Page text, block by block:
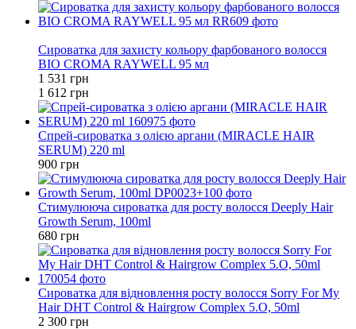
Сироватка для захисту кольору фарбованого волосся
BIO CROMA RAYWELL 95 мл
1 531 грн
1 612 грн
Спрей-сироватка з олією аргани (MIRACLE HAIR
SERUM) 220 ml
900 грн
Стимулююча сироватка для росту волосся Deeply Hair
Growth Serum, 100ml
680 грн
Сироватка для відновлення росту волосся Sorry For My
Hair DHT Control & Hairgrow Complex 5.О, 50ml
2 300 грн